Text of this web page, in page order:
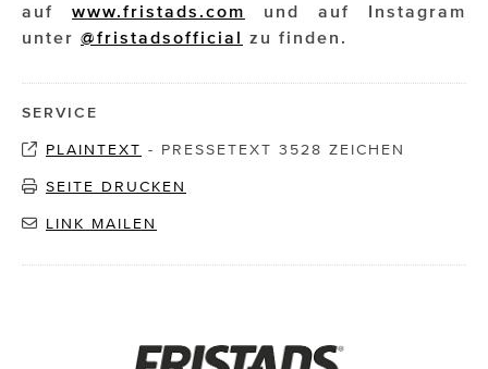
auf www.fristads.com
und auf Instagram
unter @fristadsofficial zu finden.
SERVICE
PLAINTEXT - PRESSETEXT 3528 ZEICHEN
SEITE DRUCKEN
LINK MAILEN